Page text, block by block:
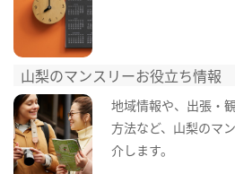
山梨のマンスリーお役立ち情報
地域情報や、出張・
方法など、山梨のマ
介します。